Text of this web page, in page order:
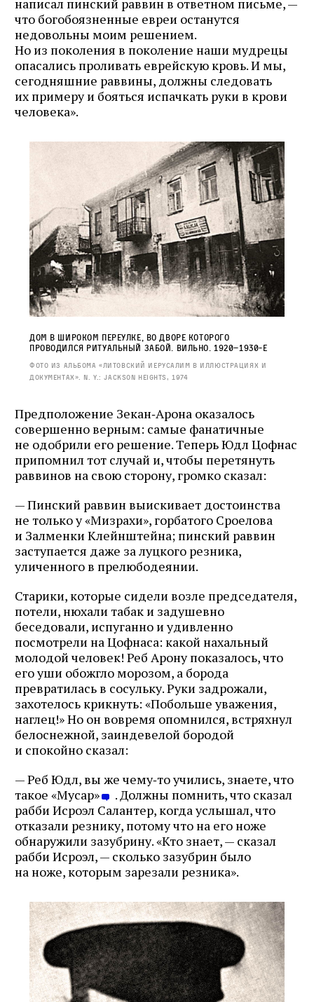
что богобоязненные евреи останутся
недовольны моим решением.
Но из поколения в поколение наши мудрецы
опасались проливать еврейскую кровь. И мы,
сегодняшние раввины, должны следовать
их примеру и бояться испачкать руки в крови
человека».
Дом в Широком переулке, во дворе которого
проводился ритуальный забой. Вильно. 1920–1930‑е
Фото из альбома «Литовский Иерусалим в иллюстрациях и
документах». N. Y.: Jackson Heights, 1974
Предположение Зекан‑Арона оказалось
совершенно верным: самые фанатичные
не одобрили его решение. Теперь Юдл Цофнас
припомнил тот случай и, чтобы перетянуть
раввинов на свою сторону, громко сказал:
— Пинский раввин выискивает достоинства
не только у «Мизрахи», горбатого Сроелова
и Залменки Клейнштейна; пинский раввин
заступается даже за луцкого резника,
уличенного в прелюбодеянии.
Старики, которые сидели возле председателя,
потели, нюхали табак и задушевно
беседовали, испуганно и удивленно
посмотрели на Цофнаса: какой нахальный
молодой человек! Реб Арону показалось, что
его уши обожгло морозом, а борода
превратилась в сосульку. Руки задрожали,
захотелось крикнуть: «Побольше уважения,
наглец!» Но он вовремя опомнился, встряхнул
белоснежной, заиндевелой бородой
и спокойно сказал:
— Реб Юдл, вы же чему‑то учились, знаете, что
такое «Мусар»
. Должны помнить, что сказал
рабби Исроэл Салантер, когда услышал, что
отказали резнику, потому что на его ноже
обнаружили зазубрину. «Кто знает, — сказал
рабби Исроэл, — сколько зазубрин было
на ноже, которым зарезали резника».